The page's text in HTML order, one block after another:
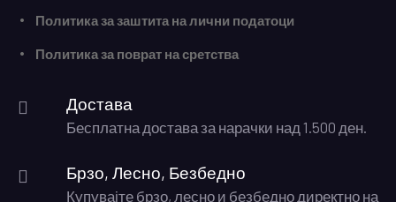
Политика за заштита на лични податоци
Политика за поврат на сретства
Достава
Бесплатна достава за нарачки над 1.500 ден.
Брзо, Лесно, Безбедно
Купувајте брзо, лесно и безбедно директно на